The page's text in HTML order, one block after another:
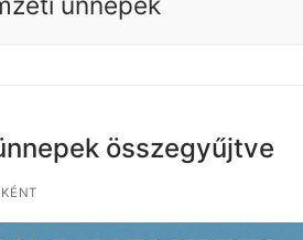
összegyűjtve